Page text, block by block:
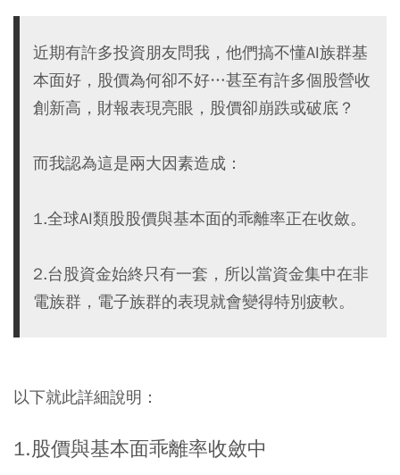
近期有許多投資朋友問我，他們搞不懂AI族群基
本面好，股價為何卻不好…甚至有許多個股營收
創新高，財報表現亮眼，股價卻崩跌或破底？
而我認為這是兩大因素造成：
1.全球AI類股股價與基本面的乖離率正在收斂。
2.台股資金始終只有一套，所以當資金集中在非
電族群，電子族群的表現就會變得特別疲軟。
以下就此詳細說明：
1.股價與基本面乖離率收斂中